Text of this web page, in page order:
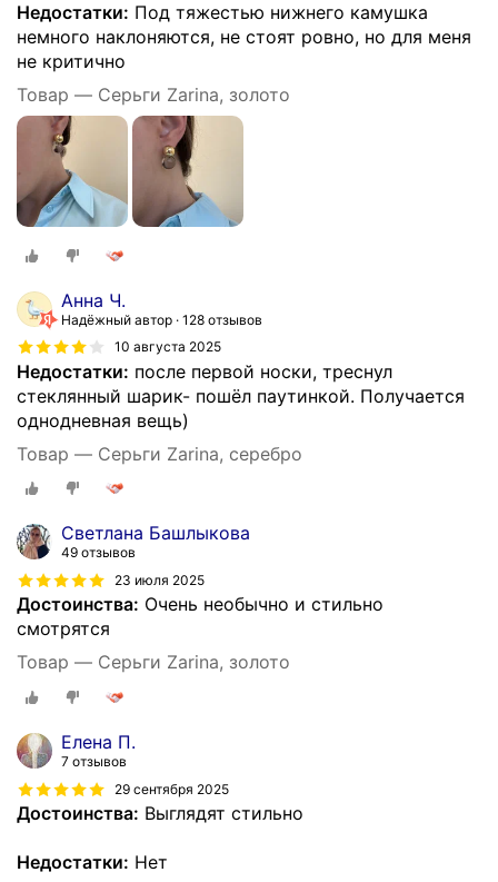
Недостатки: Под тяжестью нижнего камушка
немного наклоняются, не стоят ровно, но для меня
не критично
Товар — Серьги Zarina, золото
Анна Ч.
Надёжный автор 128 отзывов
10 августа 2025
Недостатки: после первой носки, треснул
стеклянный шарик- пошёл паутинкой. Получается
однодневная вещь)
Товар — Серьги Zarina, серебро
Светлана Башлыкова
49 отзывов
23 июля 2025
Достоинства: Очень необычно и стильно
смотрятся
Товар — Серьги Zarina, золото
Елена П.
7 отзывов
29 сентября 2025
Достоинства: Выглядят стильно
Недостатки: Нет